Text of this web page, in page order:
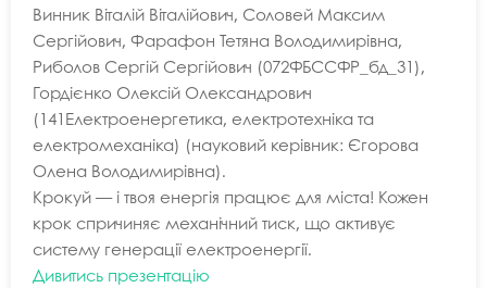
Винник Віталій Віталійович, Соловей Максим
Сергійович, Фарафон Тетяна Володимирівна,
Риболов Сергій Сергійович (072ФБССФР_бд_31),
Гордієнко Олексій Олександрович
(141Електроенергетика, електротехніка та
електромеханіка) (науковий керівник: Єгорова
Олена Володимирівна).
Крокуй — і твоя енергія працює для міста! Кожен
крок спричиняє механічний тиск, що активує
систему генерації електроенергії.
Дивитись презентацію